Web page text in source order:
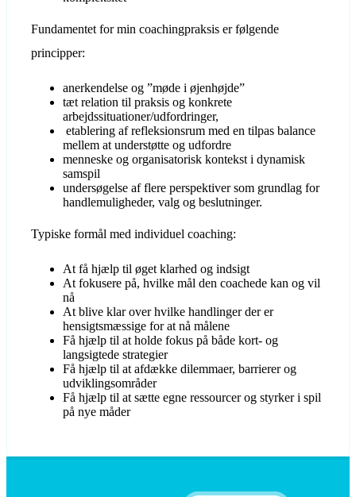
Fundamentet for min coachingpraksis er følgende
principper:
anerkendelse og ”møde i øjenhøjde”
tæt relation til praksis og konkrete
arbejdssituationer/udfordringer,
etablering af refleksionsrum med en tilpas balance
mellem at understøtte og udfordre
menneske og organisatorisk kontekst i dynamisk
samspil
undersøgelse af flere perspektiver som grundlag for
handlemuligheder, valg og beslutninger.
Typiske formål med individuel coaching:
At få hjælp til øget klarhed og indsigt
At fokusere på, hvilke mål den coachede kan og vil
nå
At blive klar over hvilke handlinger der er
hensigtsmæssige for at nå målene
Få hjælp til at holde fokus på både kort- og
langsigtede strategier
Få hjælp til at afdække dilemmaer, barrierer og
udviklingsområder
Få hjælp til at sætte egne ressourcer og styrker i spil
på nye måder